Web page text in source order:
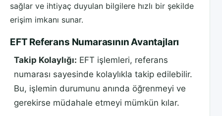
sağlar ve ihtiyaç duyulan bilgilere hızlı bir şekilde
erişim imkanı sunar.
EFT Referans Numarasının Avantajları
Takip Kolaylığı: EFT işlemleri, referans
numarası sayesinde kolaylıkla takip edilebilir.
Bu, işlemin durumunu anında öğrenmeyi ve
gerekirse müdahale etmeyi mümkün kılar.